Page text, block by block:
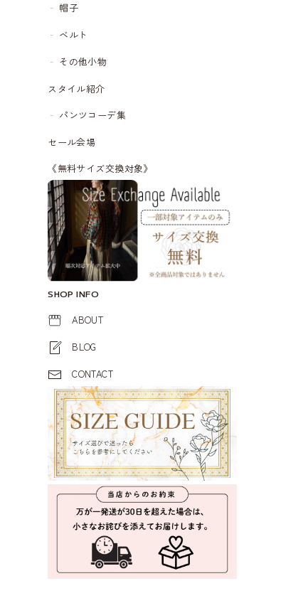
帽子
ベルト
その他小物
スタイル紹介
パンツコーデ集
セール会場
《無料サイズ交換対象》
SHOP INFO
ABOUT
BLOG
CONTACT